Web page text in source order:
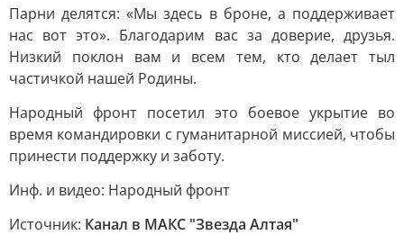
Парни делятся: «Мы здесь в броне, а поддерживает
нас вот это». Благодарим вас за доверие, друзья.
Низкий поклон вам и всем тем, кто делает тыл
частичкой нашей Родины.
Народный фронт посетил это боевое укрытие во
время командировки с гуманитарной миссией, чтобы
принести поддержку и заботу.
Инф. и видео: Народный фронт
Источник: Канал в МАКС "Звезда Алтая"